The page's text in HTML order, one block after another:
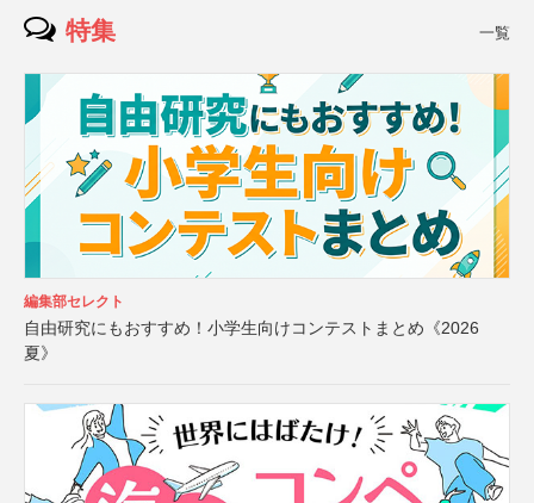
特集 一覧
編集部セレクト
自由研究にもおすすめ！小学生向けコンテストまとめ《2026
夏》